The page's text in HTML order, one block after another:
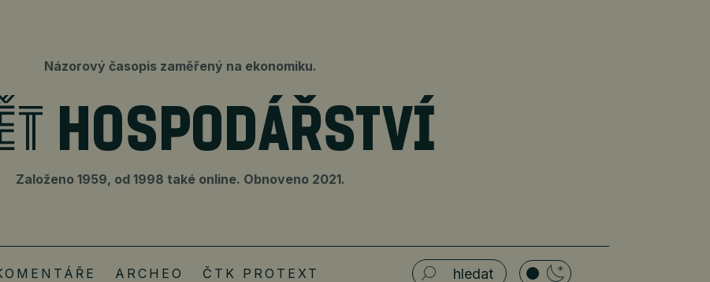
Názorový časopis zaměřený na ekonomiku.
Založeno 1959, od 1998 také online. Obnoveno 2021.
ARCHEO ČTK PROTEXT